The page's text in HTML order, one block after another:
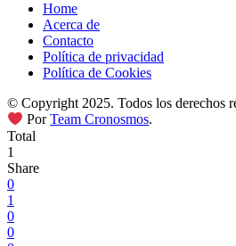
Home
Acerca de
Contacto
Política de privacidad
Política de Cookies
© Copyright 2025. Todos los derechos
PorTeam Cronosmos.
Total
1
Share
0
1
0
0